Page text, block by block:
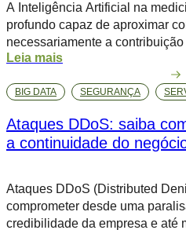
A Inteligência Artificial na
profundo capaz de aproximar
necessariamente a
Leia mais
BIG DATA SEGURANÇA
Ataques DDoS: saiba
a continuidade do
Ataques DDoS (Distributed
comprometer desde uma
credibilidade da empresa e até